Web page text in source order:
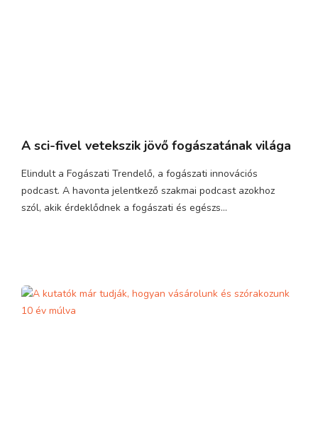
A sci-fivel vetekszik jövő fogászatának világa
Elindult a Fogászati Trendelő, a fogászati innovációs
podcast. A havonta jelentkező szakmai podcast azokhoz
szól, akik érdeklődnek a fogászati és egészs...